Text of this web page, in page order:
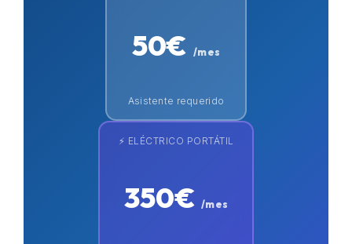
50€ /mes
Asistente requerido
⚡ ELÉCTRICO PORTÁTIL
350€/mes